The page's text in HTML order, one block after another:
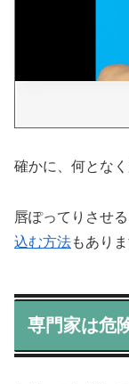
確かに、何とな
唇ぽってりさせる
込む方法もあり
専門家は危